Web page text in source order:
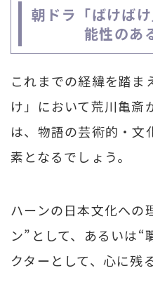
朝ドラ「ばけば
能性のあ
これまでの経緯を踏ま
け」において荒川亀斎
は、物語の芸術的・文
素となるでしょう。
ハーンの日本文化への
ン”として、あるいは“
クターとして、心に残